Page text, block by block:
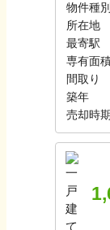
物件種別
所在地
最寄駅
専有面
間取り
築年
売却時期